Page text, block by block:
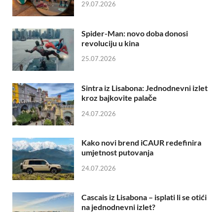
29.07.2026
Spider-Man: novo doba donosi
revoluciju u kina
25.07.2026
Sintra iz Lisabona: Jednodnevni izlet
kroz bajkovite palače
24.07.2026
Kako novi brend iCAUR redefinira
umjetnost putovanja
24.07.2026
Cascais iz Lisabona – isplati li se otići
na jednodnevni izlet?